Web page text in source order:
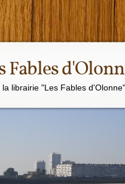
Fables
librairie "Les Fables